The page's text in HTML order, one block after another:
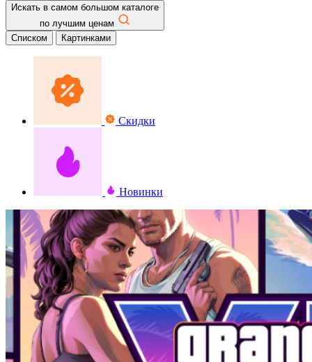
Искать в самом большом каталоге
по лучшим ценам
Списком
Картинками
Скидки
Новинки